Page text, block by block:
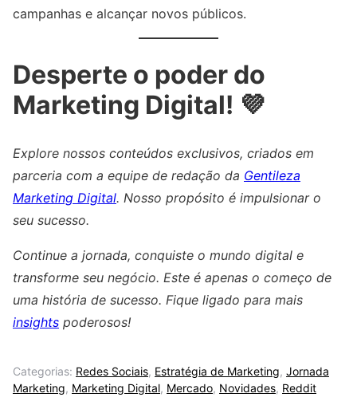
campanhas e alcançar novos públicos.
Desperte o poder do
Marketing Digital! 💜
Explore nossos conteúdos exclusivos, criados em
parceria com a equipe de redação da Gentileza
Marketing Digital. Nosso propósito é impulsionar o
seu sucesso.
Continue a jornada, conquiste o mundo digital e
transforme seu negócio. Este é apenas o começo de
uma história de sucesso. Fique ligado para mais
insights poderosos!
Categorias: Redes Sociais, Estratégia de Marketing, Jornada
Marketing, Marketing Digital, Mercado, Novidades, Reddit